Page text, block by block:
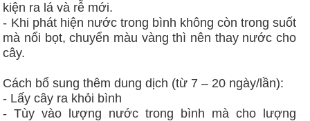
kiện ra lá và rễ mới.
- Khi phát hiện nước trong bình không còn trong suốt
mà nổi bọt, chuyển màu vàng thì nên thay nước cho
cây.
Cách bổ sung thêm dung dịch (từ 7 – 20 ngày/lần):
- Lấy cây ra khỏi bình
- Tùy vào lượng nước trong bình mà cho lượng